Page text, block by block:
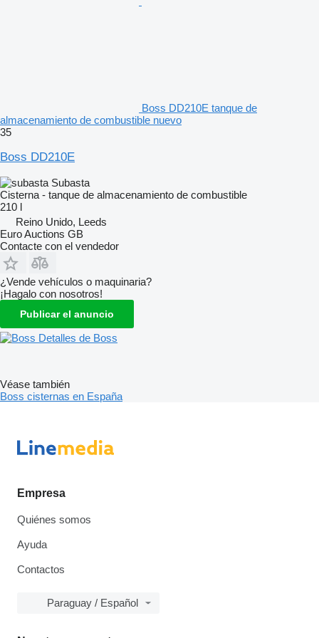
Boss DD210E tanque de
almacenamiento de combustible nuevo
35
Boss DD210E
Subasta
Cisterna - tanque de almacenamiento de combustible
210 l
Reino Unido, Leeds
Euro Auctions GB
Contacte con el vendedor
¿Vende vehículos o maquinaria?
¡Hagalo con nosotros!
Publicar el anuncio
Detalles de Boss
Véase también
Boss cisternas en España
Empresa
Quiénes somos
Ayuda
Contactos
Paraguay / Español